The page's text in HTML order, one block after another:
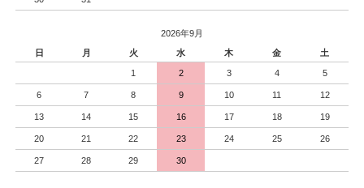
2026年9月
日
月 火 水 木 金 土
1 2 3 4 5
6 7 8 9 10 11 12
13 14 15 16 17 18 19
20 21 22 23 24 25 26
27 28 29 30